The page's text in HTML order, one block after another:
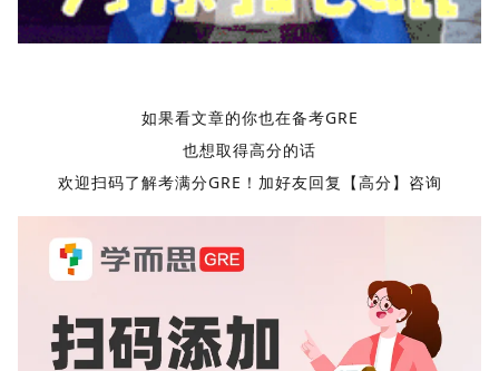
如果看文章的你也在备考GRE
也想取得高分的话
欢迎扫码了解考满分GRE！加好友回复【高分】咨询